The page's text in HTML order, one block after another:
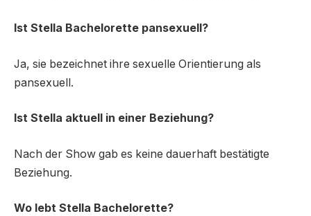
Ist Stella Bachelorette pansexuell?
Ja, sie bezeichnet ihre sexuelle Orientierung als
pansexuell.
Ist Stella aktuell in einer Beziehung?
Nach der Show gab es keine dauerhaft bestätigte
Beziehung.
Wo lebt Stella Bachelorette?